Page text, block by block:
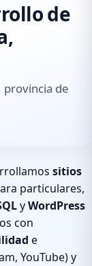
de
provincia de
sitios
particulares,
yWordPress
con
e
YouTube) y